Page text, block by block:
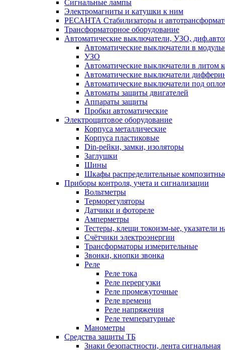
Сигнальные лампы
Электромагниты и катушки к ним
РЕСАНТА Стабилизаторы и
Трансформаторное оборудование
Автоматические выключатели, УЗО,
Автоматические выключатели в
УЗО
Автоматические выключатели в литом
Автоматические выключатели
Автоматические выключатели под
Автоматы защиты двигателей
Аппараты защиты
Пробки автоматические
Электрощитовое оборудование
Корпуса металлические
Корпуса пластиковые
Din-рейки, замки, изоляторы
Заглушки
Шины
Шкафы распределительные
Приборы контроля, учета и сигнализации
Вольтметры
Терморегуляторы
Датчики и фотореле
Амперметры
Тестеры, клещи токоизм-ые, указатели
Счётчики электроэнергии
Трансформаторы измерительные
Звонки, кнопки звонка
Реле
Реле тока
Реле перергузки
Реле промежуточные
Реле времени
Реле напряжения
Реле температурные
Манометры
Средства защиты ТБ
Знаки безопастности, лента сигнальная